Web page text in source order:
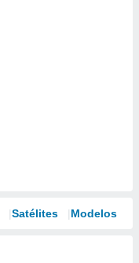
Satélites Modelos